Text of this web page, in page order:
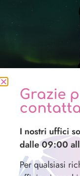
Tour
Grazie
I nostri uffici
dalle 09:00
Per qualsiasi